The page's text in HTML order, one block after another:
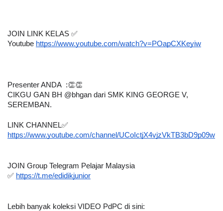
JOIN LINK KELAS ✅
Youtube https://www.youtube.com/watch?v=POapCXKeyiw
Presenter ANDA  :👏👏
CIKGU GAN BH @bhgan dari SMK KING GEORGE V,
SEREMBAN.
LINK CHANNEL✅
https://www.youtube.com/channel/UCoIctjX4vjzVkTB3bD9p09w
JOIN Group Telegram Pelajar Malaysia
✅ https://t.me/edidikjunior
Lebih banyak koleksi VIDEO PdPC di sini: